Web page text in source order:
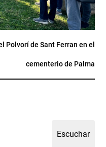
Polvorí de Sant Ferran en el
cementerio de Palma